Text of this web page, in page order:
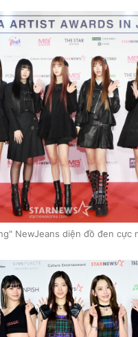
NewJeans diện đồ đen cực